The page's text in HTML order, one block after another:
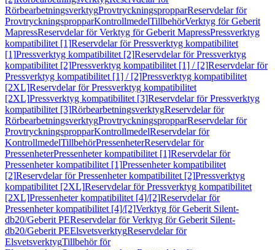
RörbearbetningsverktygProvtryckningspropparReservdelar för
ProvtryckningspropparKontrollmedelTillbehörVerktyg för Geberit
MapressReservdelar för Verktyg för Geberit MapressPressverktyg
kompatibilitet [1]Reservdelar för Pressverktyg kompatibilitet
[1]Pressverktyg kompatibilitet [2]Reservdelar för Pressverktyg
kompatibilitet [2]Pressverktyg kompatibilitet [1] / [2]Reservdelar för
Pressverktyg kompatibilitet [1] / [2]Pressverktyg kompatibilitet
[2XL]Reservdelar för Pressverktyg kompatibilitet
[2XL]Pressverktyg kompatibilitet [3]Reservdelar för Pressverktyg
kompatibilitet [3]RörbearbetningsverktygReservdelar för
RörbearbetningsverktygProvtryckningspropparReservdelar för
ProvtryckningspropparKontrollmedelReservdelar för
KontrollmedelTillbehörPressenheterReservdelar för
PressenheterPressenheter kompatibilitet [1]Reservdelar för
Pressenheter kompatibilitet [1]Pressenheter kompatibilitet
[2]Reservdelar för Pressenheter kompatibilitet [2]Pressverktyg
kompatibilitet [2XL]Reservdelar för Pressverktyg kompatibilitet
[2XL]Pressenheter kompatibilitet [4]/[2]Reservdelar för
Pressenheter kompatibilitet [4]/[2]Verktyg för Geberit Silent-
db20/Geberit PEReservdelar för Verktyg för Geberit Silent-
db20/Geberit PEElsvetsverktygReservdelar för
ElsvetsverktygTillbehör för